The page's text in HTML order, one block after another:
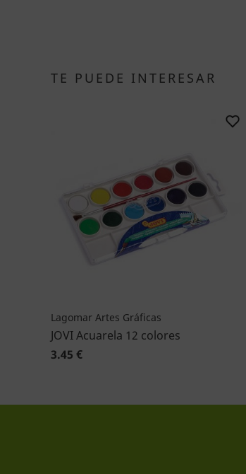
TE PUEDE INTERESAR
Lagomar Artes Gráficas
JOVI Acuarela 12 colores
3.45 €